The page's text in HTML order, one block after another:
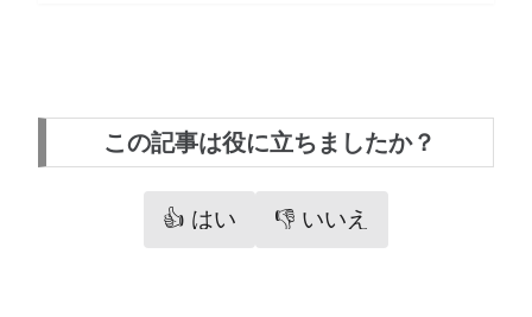
この記事は役に立ちましたか？
👍 はい 👎 いいえ